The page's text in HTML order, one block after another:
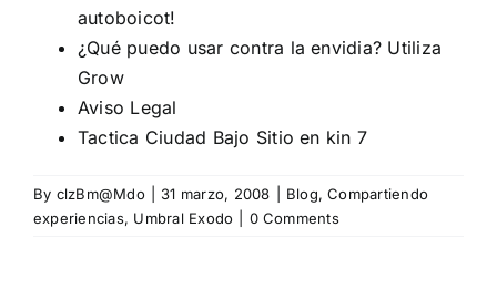
autoboicot!
¿Qué puedo usar contra la envidia? Utiliza
Grow
Aviso Legal
Tactica Ciudad Bajo Sitio en kin 7
By clzBm@Mdo 31 marzo, 2008 Blog,Compartiendo
experiencias, Umbral Exodo 0 Comments